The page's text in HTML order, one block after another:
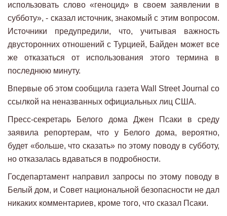
использовать слово «геноцид» в своем заявлении в
субботу», - сказал источник, знакомый с этим вопросом.
Источники предупредили, что, учитывая важность
двусторонних отношений с Турцией, Байден может все
же отказаться от использования этого термина в
последнюю минуту.
Впервые об этом сообщила газета Wall Street Journal со
ссылкой на неназванных официальных лиц США.
Пресс-секретарь Белого дома Джен Псаки в среду
заявила репортерам, что у Белого дома, вероятно,
будет «больше, что сказать» по этому поводу в субботу,
но отказалась вдаваться в подробности.
Госдепартамент направил запросы по этому поводу в
Белый дом, и Совет национальной безопасности не дал
никаких комментариев, кроме того, что сказал Псаки.